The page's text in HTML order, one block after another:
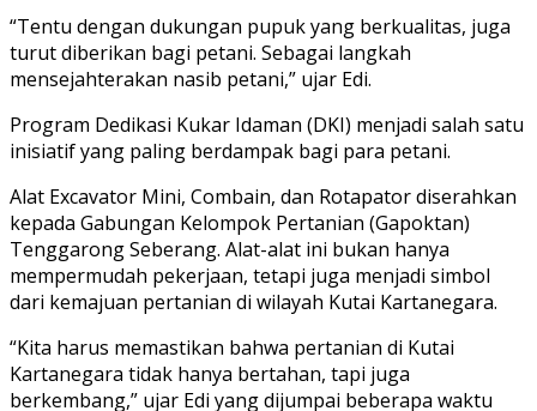
“Tentu dengan dukungan pupuk yang berkualitas, juga
turut diberikan bagi petani. Sebagai langkah
mensejahterakan nasib petani,” ujar Edi.
Program Dedikasi Kukar Idaman (DKI) menjadi salah satu
inisiatif yang paling berdampak bagi para petani.
Alat Excavator Mini, Combain, dan Rotapator diserahkan
kepada Gabungan Kelompok Pertanian (Gapoktan)
Tenggarong Seberang. Alat-alat ini bukan hanya
mempermudah pekerjaan, tetapi juga menjadi simbol
dari kemajuan pertanian di wilayah Kutai Kartanegara.
“Kita harus memastikan bahwa pertanian di Kutai
Kartanegara tidak hanya bertahan, tapi juga
berkembang,” ujar Edi yang dijumpai beberapa waktu